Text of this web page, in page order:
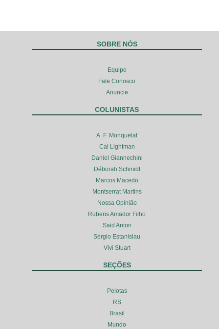
SOBRE NÓS
Equipe
Fale Conosco
Anuncie
COLUNISTAS
A. F. Monquelat
Cal Lightman
Daniel Giannechini
Déborah Schmidt
Marcos Macedo
Montserrat Martins
Nossa Opinião
Rubens Amador Filho
Said Anton
Sérgio Estanislau
Vivi Stuart
SEÇÕES
Pelotas
RS
Brasil
Mundo